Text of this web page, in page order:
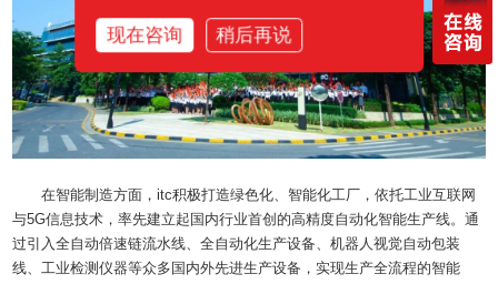
在智能制造方面，itc积极打造绿色化、智能化工厂，依托工业互联网
与5G信息技术，率先建立起国内行业首创的高精度自动化智能生产线。通
过引入全自动倍速链流水线、全自动化生产设备、机器人视觉自动包装
线、工业检测仪器等众多国内外先进生产设备，实现生产全流程的智能
现在咨询 稍后再说